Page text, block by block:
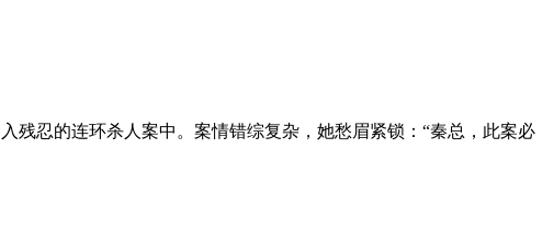
忍的连环杀人案中。案情错综复杂，她愁眉紧锁：“秦总，此案必